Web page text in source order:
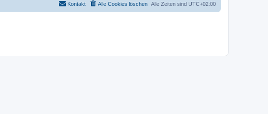
Alle Zeiten sind UTC+02:00
Alle Cookies löschen
Kontakt